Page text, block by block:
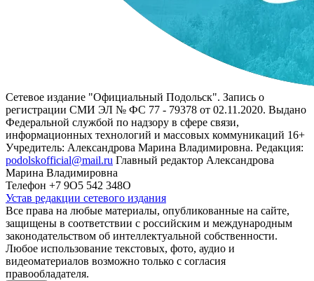
Сетевое издание "Официальный Подольск". Запись о
регистрации СМИ ЭЛ № ФС 77 - 79378 от 02.11.2020. Выдано
Федеральной службой по надзору в сфере связи,
информационных технологий и массовых коммуникаций 16+
Учредитель: Александрова Марина Владимировна. Редакция:
podolskofficial@mail.ru Главный редактор Александрова
Марина Владимировна
Телефон +7 9О5 542 348О
Устав редакции сетевого издания
Все права на любые материалы, опубликованные на сайте,
защищены в соответствии с российским и международным
законодательством об интеллектуальной собственности.
Любое использование текстовых, фото, аудио и
видеоматериалов возможно только с согласия
правообладателя.